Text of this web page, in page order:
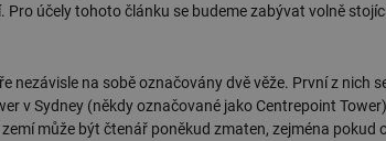
Pro účely tohoto článku se budeme zabývat volně
nezávisle na sobě označovány dvě věže. První z nich
v Sydney (někdy označované jako Centrepoint
může být čtenář poněkud zmaten, zejména pokud